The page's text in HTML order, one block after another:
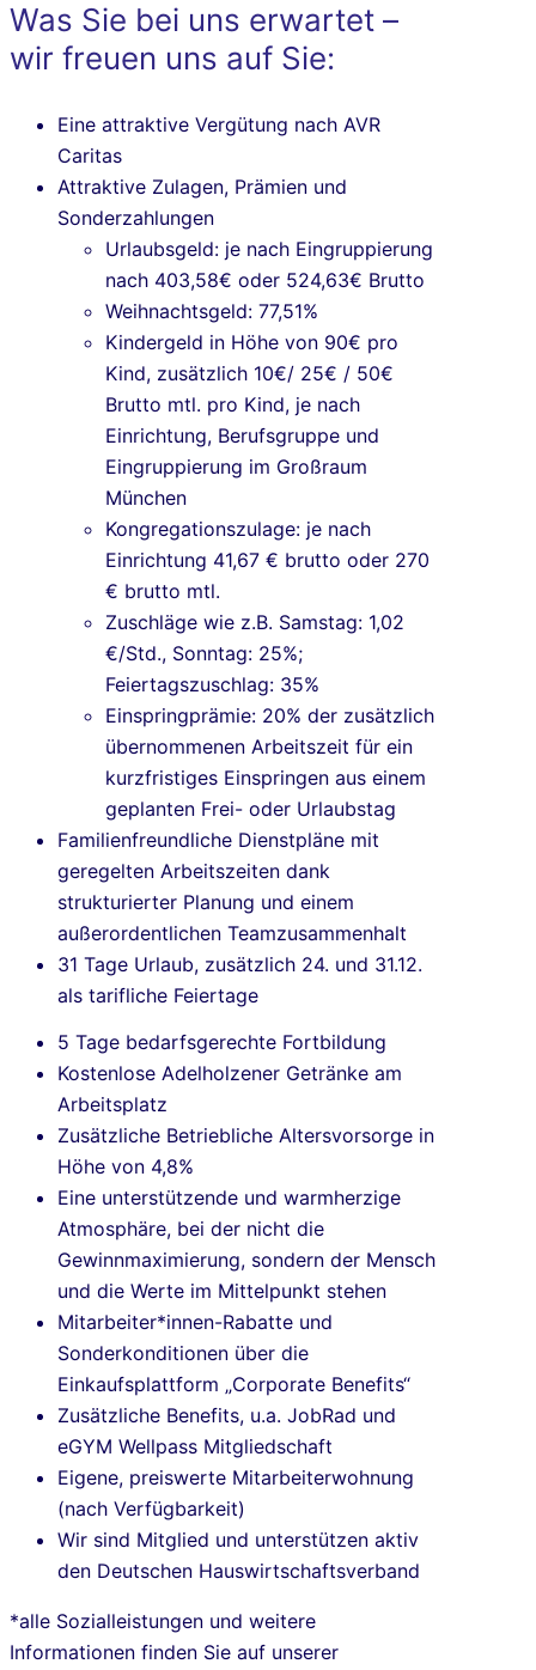
Was Sie bei uns erwartet –
wir freuen uns auf Sie:
Eine attraktive Vergütung nach AVR
Caritas
Attraktive Zulagen, Prämien und
Sonderzahlungen
Urlaubsgeld: je nach Eingruppierung
nach 403,58€ oder 524,63€ Brutto
Weihnachtsgeld: 77,51%
Kindergeld in Höhe von 90€ pro
Kind, zusätzlich 10€/ 25€ / 50€
Brutto mtl. pro Kind, je nach
Einrichtung, Berufsgruppe und
Eingruppierung im Großraum
München
Kongregationszulage: je nach
Einrichtung 41,67 € brutto oder 270
€ brutto mtl.
Zuschläge wie z.B. Samstag: 1,02
€/Std., Sonntag: 25%;
Feiertagszuschlag: 35%
Einspringprämie: 20% der zusätzlich
übernommenen Arbeitszeit für ein
kurzfristiges Einspringen aus einem
geplanten Frei- oder Urlaubstag
Familienfreundliche Dienstpläne mit
geregelten Arbeitszeiten dank
strukturierter Planung und einem
außerordentlichen Teamzusammenhalt
31 Tage Urlaub, zusätzlich 24. und 31.12.
als tarifliche Feiertage
5 Tage bedarfsgerechte Fortbildung
Kostenlose Adelholzener Getränke am
Arbeitsplatz
Zusätzliche Betriebliche Altersvorsorge in
Höhe von 4,8%
Eine unterstützende und warmherzige
Atmosphäre, bei der nicht die
Gewinnmaximierung, sondern der Mensch
und die Werte im Mittelpunkt stehen
Mitarbeiter*innen-Rabatte und
Sonderkonditionen über die
Einkaufsplattform „Corporate Benefits“
Zusätzliche Benefits, u.a. JobRad und
eGYM Wellpass Mitgliedschaft
Eigene, preiswerte Mitarbeiterwohnung
(nach Verfügbarkeit)
Wir sind Mitglied und unterstützen aktiv
den Deutschen Hauswirtschaftsverband
*alle Sozialleistungen und weitere
Informationen finden Sie auf unserer